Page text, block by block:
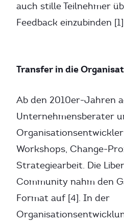
auch stille Teilnehmer
Feedback einzubinden
Transfer in die
Ab den 2010er-Jahren
Unternehmensberater
Workshops, Change-
Strategiearbeit. Die
Community nahm den
Format auf [4]. In der